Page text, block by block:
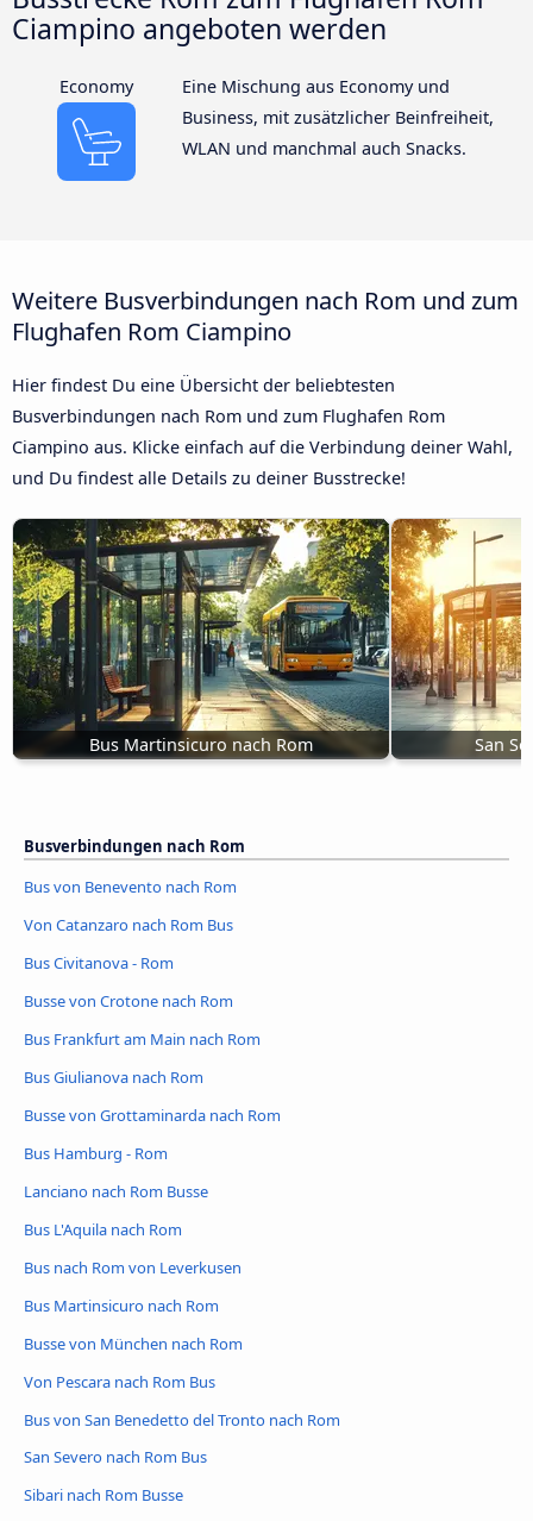
Ciampino angeboten werden
Economy
Eine Mischung aus Economy und
Business, mit zusätzlicher Beinfreiheit,
WLAN und manchmal auch Snacks.
Weitere Busverbindungen nach Rom und zum
Flughafen Rom Ciampino
Hier findest Du eine Übersicht der beliebtesten
Busverbindungen nach Rom und zum Flughafen Rom
Ciampino aus. Klicke einfach auf die Verbindung deiner Wahl,
und Du findest alle Details zu deiner Busstrecke!
Bus Martinsicuro nach Rom San
Busverbindungen nach Rom
Bus von Benevento nach Rom
Von Catanzaro nach Rom Bus
Bus Civitanova - Rom
Busse von Crotone nach Rom
Bus Frankfurt am Main nach Rom
Bus Giulianova nach Rom
Busse von Grottaminarda nach Rom
Bus Hamburg - Rom
Lanciano nach Rom Busse
Bus L'Aquila nach Rom
Bus nach Rom von Leverkusen
Bus Martinsicuro nach Rom
Busse von München nach Rom
Von Pescara nach Rom Bus
Bus von San Benedetto del Tronto nach Rom
San Severo nach Rom Bus
Sibari nach Rom Busse